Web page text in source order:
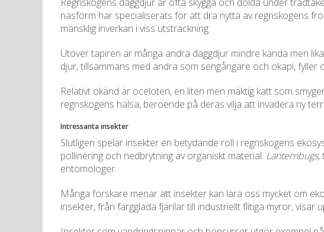
näsform har specialiserats för att dra nytta av regnskogens
mänsklig inverkan i viss utsträckning.
Utöver tapiren är många andra däggdjur mindre kända men
djur, tillsammans med andra som sengångare och okapi, fyller
Relativt okänd är oceloten, en liten men mäktig katt som
regnskogens hälsa, beroende på deras vilja att invadera ny
Intressanta insekter
Slutligen spelar insekter en betydande roll i regnskogens
pollinering och nedbrytning av organiskt material. Lanternbugs,
entomologer.
Många forskare menar att insekter kan lära oss mycket om
insekter, från färgglada fjärilar till industriellt flitiga myror,